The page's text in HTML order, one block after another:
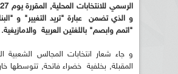
و الذي تضمن عبارة "تريد التغيير" و
"اتمم وابصم" باللغتين العربية والامازيغية.
و جاء شعار انتخابات المجالس الشعبية
المقبلة, بخلفية خضراء فاتحة, تتوسطها